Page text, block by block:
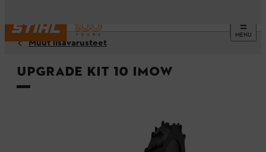
MENU
Muut lisävarusteet
Upgrade Kit 10 iMOW